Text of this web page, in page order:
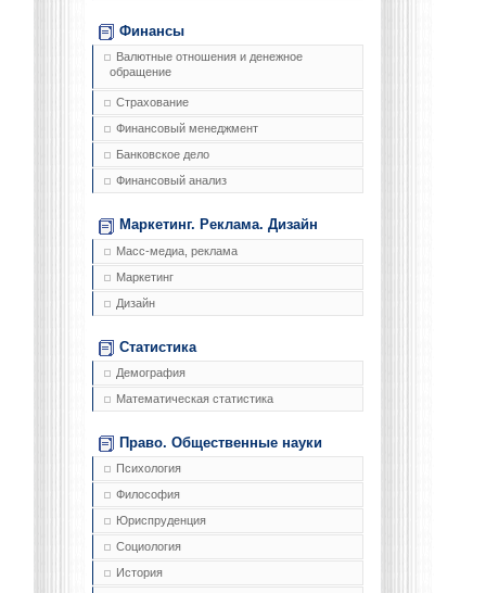
Финансы
Валютные отношения и денежное
обращение
Страхование
Финансовый менеджмент
Банковское дело
Финансовый анализ
Маркетинг. Реклама. Дизайн
Масс-медиа, реклама
Маркетинг
Дизайн
Статистика
Демография
Математическая статистика
Право. Общественные науки
Психология
Философия
Юриспруденция
Социология
История